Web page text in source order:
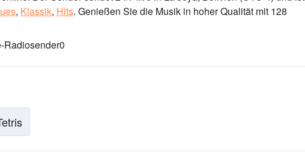
, Klassik, Hits. Genießen Sie die Musik in hoher Qualität mit 128
Radiosender0